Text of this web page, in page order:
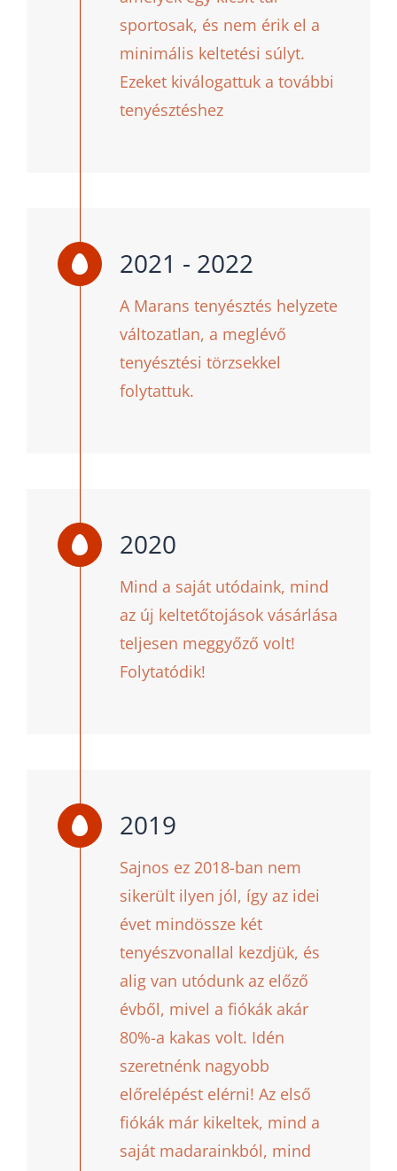
sportosak, és nem érik el a
minimális keltetési súlyt.
Ezeket kiválogattuk a további
tenyésztéshez
2021 - 2022
A Marans tenyésztés helyzete
változatlan, a meglévő
tenyésztési törzsekkel
folytattuk.
2020
Mind a saját utódaink, mind
az új keltetőtojások vásárlása
teljesen meggyőző volt!
Folytatódik!
2019
Sajnos ez 2018-ban nem
sikerült ilyen jól, így az idei
évet mindössze két
tenyészvonallal kezdjük, és
alig van utódunk az előző
évből, mivel a fiókák akár
80%-a kakas volt. Idén
szeretnénk nagyobb
előrelépést elérni! Az első
fiókák már kikeltek, mind a
saját madarainkból, mind